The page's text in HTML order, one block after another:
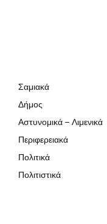
Σαμιακά
Δήμος
Αστυνομικά – Λιμενικά
Περιφερειακά
Πολιτικά
Πολιτιστικά